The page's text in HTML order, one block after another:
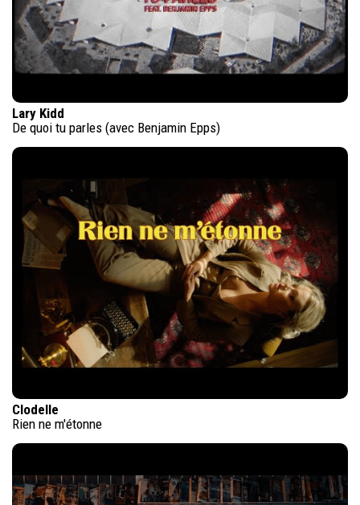
Lary Kidd
De quoi tu parles (avec Benjamin Epps)
Clodelle
Rien ne m'étonne